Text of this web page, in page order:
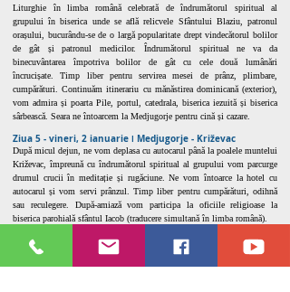
Liturghie în limba română celebrată de îndrumătorul spiritual al
grupului în biserica unde se află relicvele Sfântului Blaziu, patronul
orașului, bucurându-se de o largă popularitate drept vindecătorul bolilor
de gât și patronul medicilor. Îndrumătorul spiritual ne va da
binecuvântarea împotriva bolilor de gât cu cele două lumânări
încrucișate. Timp liber pentru servirea mesei de prânz, plimbare,
cumpărături. Continuăm itinerariu cu mănăstirea dominicană (exterior),
vom admira și poarta Pile, portul, catedrala, biserica iezuită și biserica
sârbească. Seara ne întoarcem la Medjugorje pentru cină și cazare.
Ziua 5 - vineri, 2 ianuarie ǀ Medjugorje - Križevac
După micul dejun, ne vom deplasa cu autocarul până la poalele muntelui
Križevac, împreună cu îndrumătorul spiritual al grupului vom parcurge
drumul crucii în meditație și rugăciune. Ne vom întoarce la hotel cu
autocarul și vom servi prânzul. Timp liber pentru cumpărături, odihnă
sau reculegere. După-amiază vom participa la oficiile religioase la
biserica parohială sfântul Iacob (traducere simultană în limba română).
Ziua 6 - sâmbătă, 3 ianuarie ǀ Medjugorje - Cluj-Napoca
După micul dejun, eliberarea camerelor, îmbarcarea cu bagajele în
autocar, pornim spre Romania cu sufletele încărcate de pacea și har. La